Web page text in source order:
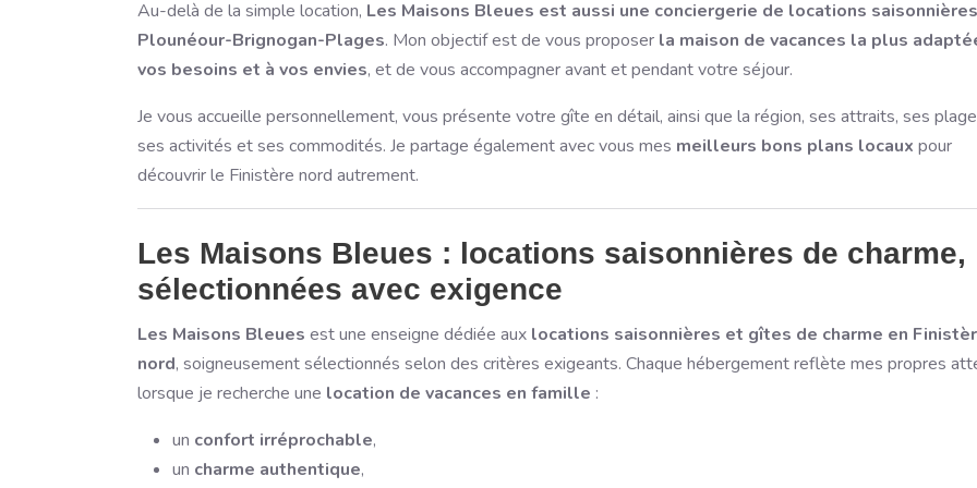
Au-delà de la simple location, Les Maisons Bleues est aussi une conciergerie de locations
Plounéour-Brignogan-Plages. Mon objectif est de vous proposer la maison de vacances la plus
vos besoins et à vos envies, et de vous accompagner avant et pendant votre séjour.
Je vous accueille personnellement, vous présente votre gîte en détail, ainsi que la région, ses attraits, ses
ses activités et ses commodités. Je partage également avec vous mes meilleurs bons plans locaux pour
découvrir le Finistère nord autrement.
Les Maisons Bleues : locations saisonnières de charme,
sélectionnées avec exigence
Les Maisons Bleues est une enseigne dédiée aux locations saisonnières et gîtes de charme en
nord, soigneusement sélectionnés selon des critères exigeants. Chaque hébergement reflète mes propres
lorsque je recherche une location de vacances en famille :
un confort irréprochable,
un charme authentique,